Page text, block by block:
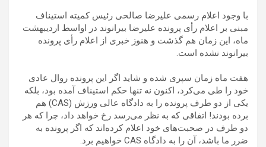
با وجود اعلام رسمی علیرضا صالحی رئیس کمیته استیناف
مبنی بر اعلام رأی پرونده علیرضا بیرانوند در اواسط اردیبهشت
ماه، این زمان هم گذشت و هنوز خبری از اعلام رأی پرونده
بیرانوند نشده است.
هفت ماه زمان سپری شده و شاید اگر این پرونده روال عادی
خود را طی می‌کرد، اکنون نه تنها حکم استیناف آمده بود، بلکه
یکی از دو طرف پرونده را به دادگاه عالی ورزش (CAS) هم
برده بودند! اتفاقی که به نظر می‌رسد رخ خواهد داد، چرا که هر
دو طرف در صحبت‌های خود اعلام کرده‌اند که اگر پرونده به
ضرر ما باشد، آن را به دادگاه CAS خواهیم برد.